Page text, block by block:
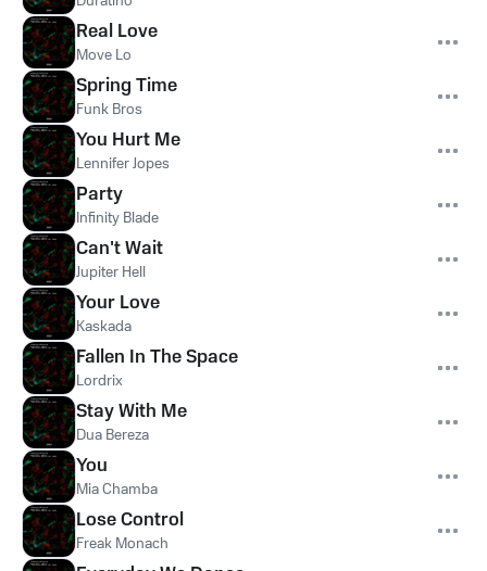
Real Love
Move Lo
Spring Time
Funk Bros
You Hurt Me
Lennifer Jopes
Party
Infinity Blade
Can't Wait
Jupiter Hell
Your Love
Kaskada
Fallen In The Space
Lordrix
Stay With Me
Dua Bereza
You
Mia Chamba
Lose Control
Freak Monach